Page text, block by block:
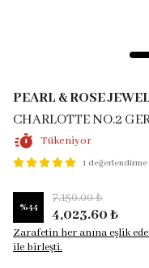
PEARL & ROSE
CHARLOTTE NO.2
Tükeniyor
1 değerlendirme
%44
7,150.00 ₺
4,023.60 ₺
Zarafetin her anına eşlik
ile birleşti.